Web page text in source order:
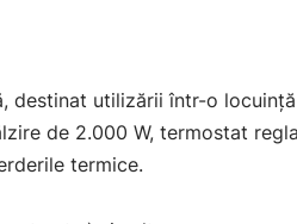
utilizării într-o
de 2.000 W, termostat
termice.